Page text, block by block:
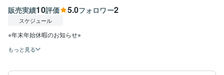
販売実績10評価 5.0フォロワー2
スケジュール
⭐︎年末年始休暇のお知らせ⭐︎
もっと見る